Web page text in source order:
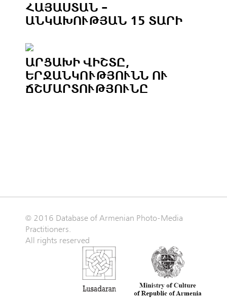
ՀԱՅԱՍՏԱՆ -
ԱՆԿԱԽՈՒԹՅԱՆ 15 ՏԱՐԻ
ԱՐՑԱԽԻ ՎԻՇՏԸ,
ԵՐՋԱՆԿՈՒԹՅՈՒՆՆ ՈՒ
ՃՇՄԱՐՏՈՒԹՅՈՒՆԸ
© 2016 Database of Armenian Photo-Media
Practitioners.
All rights reserved